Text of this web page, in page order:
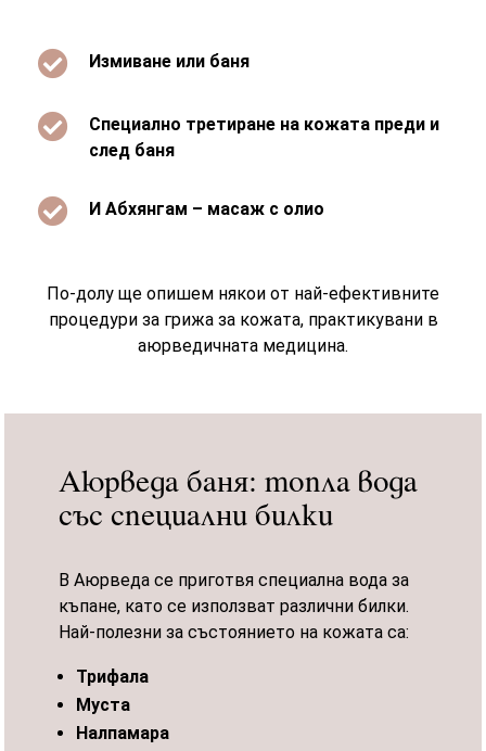
 Измиване или баня

Специално третиране на кожата преди и
след баня
 И Абхянгам – масаж с олио
По-долу ще опишем някои от най-ефективните
процедури за грижа за кожата, практикувани в
аюрведичната медицина.
Аюрведа баня: топла вода
със специални билки
В Аюрведа се приготвя специална вода за
къпане, като се използват различни билки.
Най-полезни за състоянието на кожата са:
Трифала
Муста
Налпамара